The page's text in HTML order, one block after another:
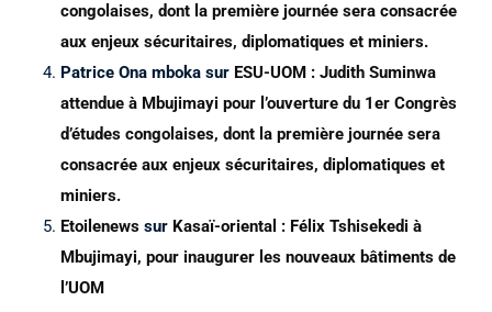
congolaises, dont la première journée sera consacrée
aux enjeux sécuritaires, diplomatiques et miniers.
Patrice Ona mboka sur ESU-UOM : Judith Suminwa
attendue à Mbujimayi pour l’ouverture du 1er Congrès
d’études congolaises, dont la première journée sera
consacrée aux enjeux sécuritaires, diplomatiques et
miniers.
Etoilenews sur Kasaï-oriental : Félix Tshisekedi à
Mbujimayi, pour inaugurer les nouveaux bâtiments de
l’UOM